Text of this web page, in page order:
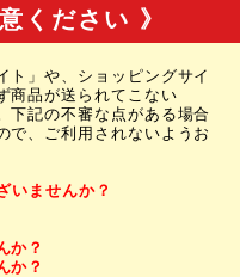
ください 》
ト」や、ショッピングサイ
商品が送られてこない
下記の不審な点がある場合
で、ご利用されないようお
いませんか？
か？
か？